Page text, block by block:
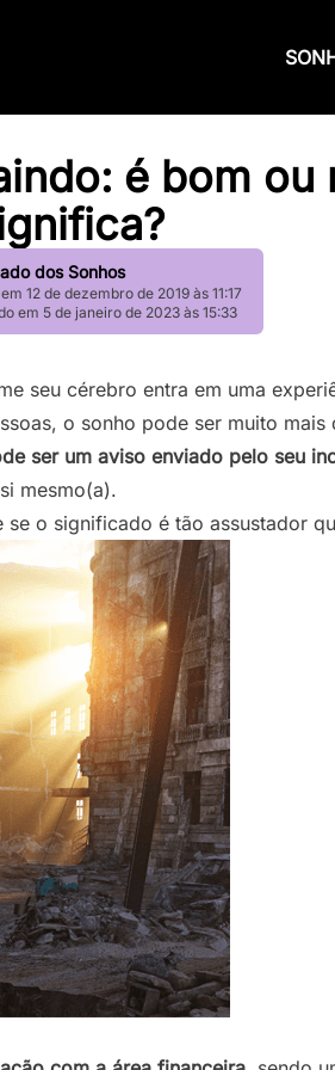
é bom ou
dos Sonhos
12 de dezembro de 2019 às 11:17
em 5 de janeiro de 2023 às 15:33
seu cérebro entra em uma
o sonho pode ser muito mais
ser um aviso enviado pelo seu
mesmo(a).
o significado é tão assustador